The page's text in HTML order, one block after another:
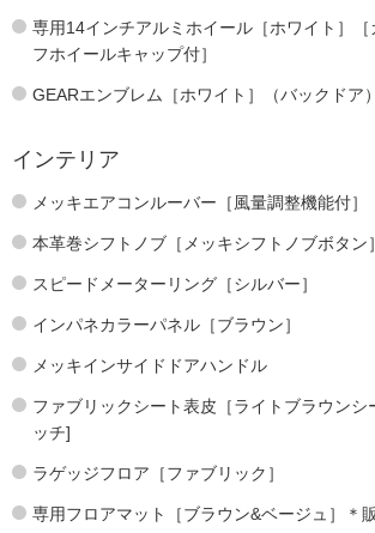
専用14インチアルミホイール［ホワイト］
フホイールキャップ付］
GEARエンブレム［ホワイト］（バックドア）
インテリア
メッキエアコンルーバー［風量調整機能付］
本革巻シフトノブ［メッキシフトノブボタン］
スピードメーターリング［シルバー］
インパネカラーパネル［ブラウン］
メッキインサイドドアハンドル
ファブリックシート表皮［ライトブラウンシ
ッチ]
ラゲッジフロア［ファブリック］
専用フロアマット［ブラウン&ベージュ］＊